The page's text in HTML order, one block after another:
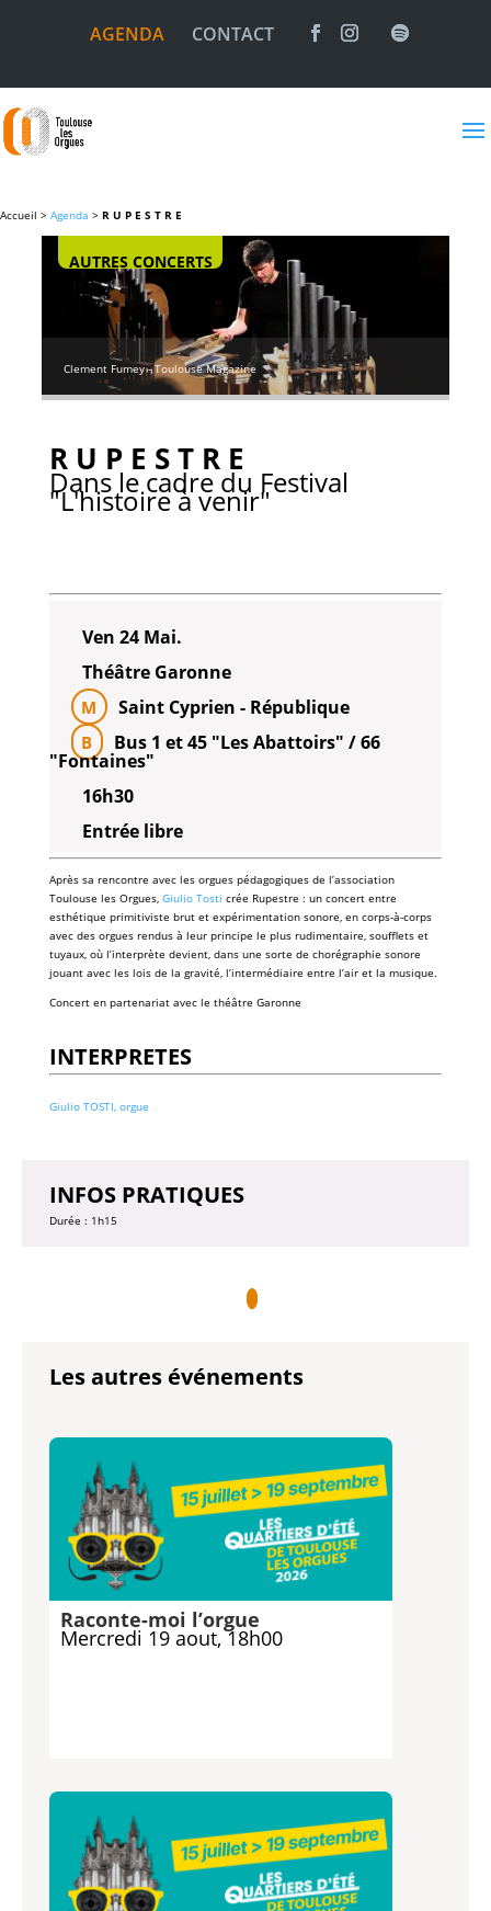
AGENDA CONTACT
Accueil > Agenda > R U P E S T R E
AUTRES CONCERTS
Clement Fumey - Toulouse Magazine
R U P E S T R E
Dans le cadre du Festival
"L'histoire à venir"
Ven 24 Mai.
Théâtre Garonne
M Saint Cyprien - République
B Bus 1 et 45 "Les Abattoirs" / 66
"Fontaines"
16h30
Entrée libre
Après sa rencontre avec les orgues pédagogiques de l’association
Toulouse les Orgues, Giulio Tosti crée Rupestre : un concert entre
esthétique primitiviste brut et expérimentation sonore, en corps-à-corps
avec des orgues rendus à leur principe le plus rudimentaire, soufflets et
tuyaux, où l’interprète devient, dans une sorte de chorégraphie sonore
jouant avec les lois de la gravité, l’intermédiaire entre l’air et la musique.
Concert en partenariat avec le théâtre Garonne
INTERPRETES
Giulio TOSTI, orgue
INFOS PRATIQUES
Durée : 1h15
Les autres événements
Raconte-moi l’orgue
Mercredi 19 aout, 18h00